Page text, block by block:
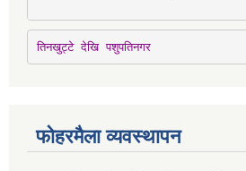
तिनखुट्टे देखि पशुपतिनगर
फोहरमैला व्यवस्थापन